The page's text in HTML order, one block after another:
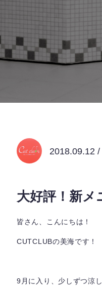
2018.09.12
大好評！新メ
皆さん、こんにちは！
CUTCLUBの美海です！
9月に入り、少しずつ涼